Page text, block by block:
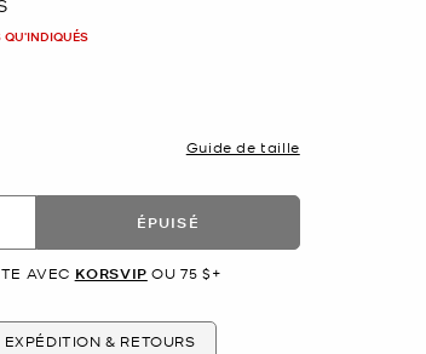
QU'INDIQUÉS
Guide de taille
ÉPUISÉ
AVEC KORSVIP OU 75 $+
EXPÉDITION & RETOURS